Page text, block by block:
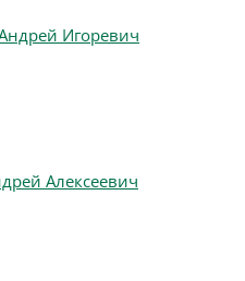
Игоревич
Алексеевич